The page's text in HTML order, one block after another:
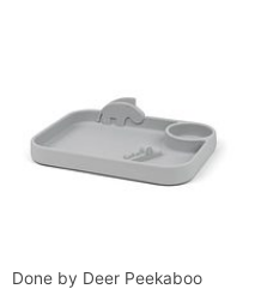
Done by Deer Peekaboo